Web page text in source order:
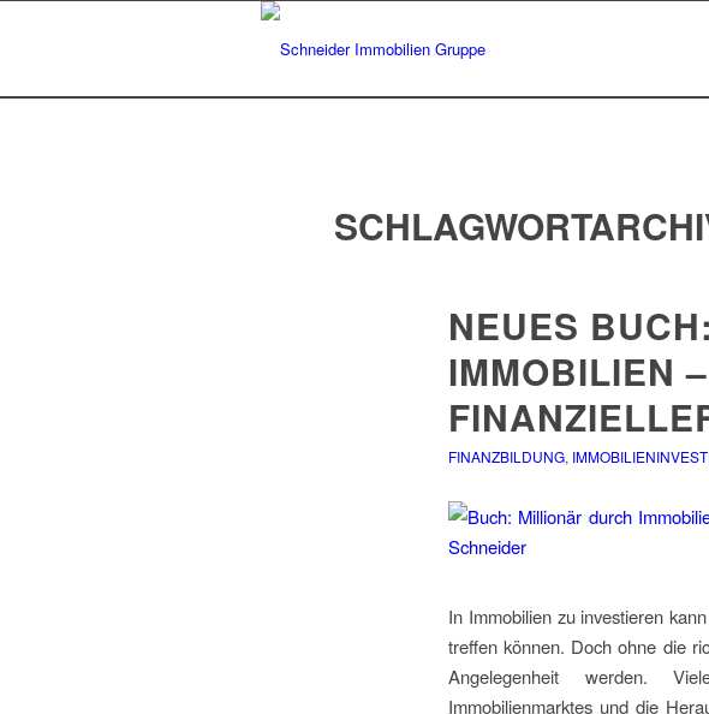
NEUES
IMMOBILIEN
FINANZBILDUNG,
In Immobilien zu investieren
treffen können. Doch ohne die
Angelegenheit werden.
Immobilienmarktes und die